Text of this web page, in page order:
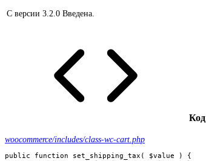
С версии 3.2.0 Введена.
Код
woocommerce/includes/class-wc-cart.php
public function set_shipping_tax( $value ) {